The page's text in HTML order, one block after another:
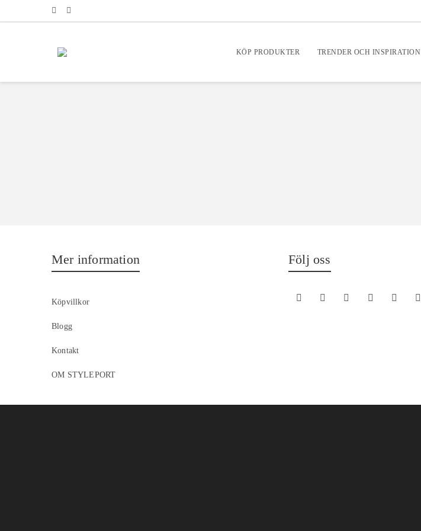
KÖP PRODUKTER TRENDER OCH INSPIRATION
Mer information
Köpvillkor
Blogg
Kontakt
OM STYLEPORT
Följ oss